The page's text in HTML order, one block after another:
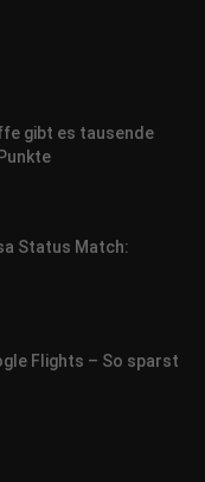
gibt es tausende
Status Match:
Flights – So sparst